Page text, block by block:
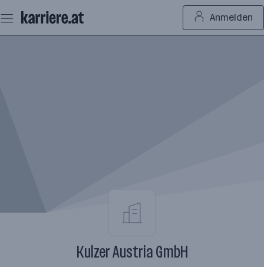
Seiteninhalt
springen
Anmelden
Kulzer Austria GmbH